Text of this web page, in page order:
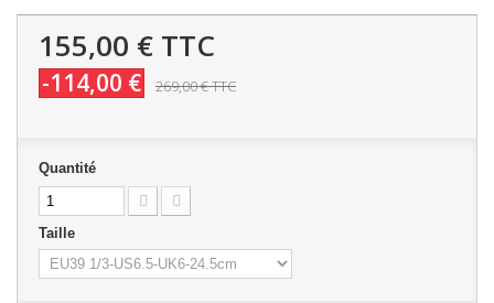
155,00 € TTC
-114,00 € 269,00 €TTC
Quantité
Taille